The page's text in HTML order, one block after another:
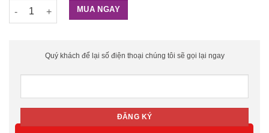
Bộ chuông cửa có hình HIKVISION DS-KIS201 số lượng
MUA NGAY
Quý khách để lại số điện thoại chúng tôi sẽ gọi lại ngay